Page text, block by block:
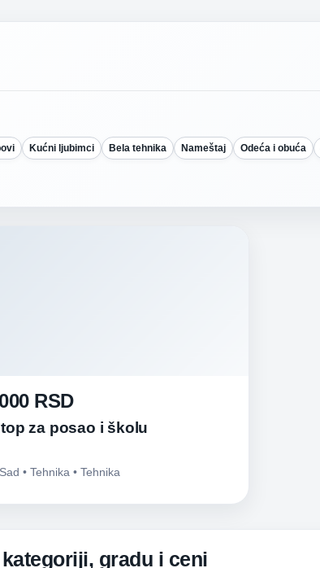
Kućni ljubimci Bela tehnika Nameštaj Odeća i obuća
RSD
za posao i školu
• Tehnika • Tehnika
gradu i ceni